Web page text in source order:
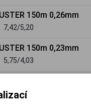
150m 0,26mm
NOSNOST (kg) 7,42/5,20
150m 0,23mm
NOSNOST (kg) 5,75/4,03